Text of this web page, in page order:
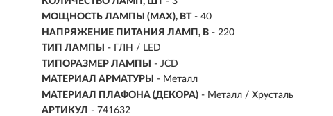
МОЩНОСТЬ ЛАМПЫ (MAX), ВТ - 40
НАПРЯЖЕНИЕ ПИТАНИЯ ЛАМП, В - 220
ТИП ЛАМПЫ
- ГЛН / LED
ТИПОРАЗМЕР ЛАМПЫ
- JCD
МАТЕРИАЛ АРМАТУРЫ
- Металл
МАТЕРИАЛ ПЛАФОНА (ДЕКОРА) - Металл / Хрусталь
АРТИКУЛ - 741632